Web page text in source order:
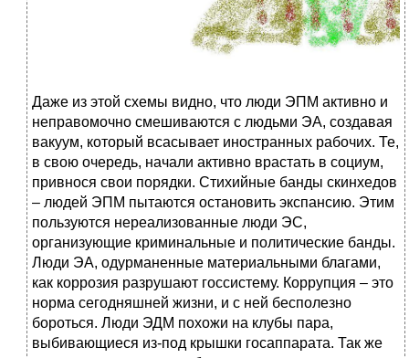
Даже из этой схемы видно, что люди ЭПМ активно и
неправомочно смешиваются с людьми ЭА, создавая
вакуум, который всасывает иностранных рабочих. Те,
в свою очередь, начали активно врастать в социум,
привнося свои порядки. Стихийные банды скинхедов
– людей ЭПМ пытаются остановить экспансию. Этим
пользуются нереализованные люди ЭС,
организующие криминальные и политические банды.
Люди ЭА, одурманенные материальными благами,
как коррозия разрушают госсистему. Коррупция – это
норма сегодняшней жизни, и с ней бесполезно
бороться. Люди ЭДМ похожи на клубы пара,
выбивающиеся из-под крышки госаппарата. Так же